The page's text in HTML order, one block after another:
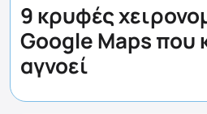
9 κρυφές
Google Maps που
αγνοεί